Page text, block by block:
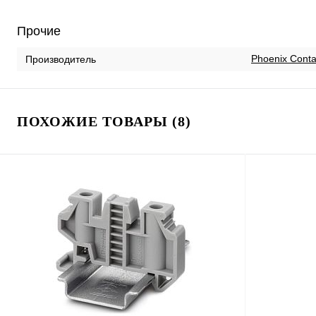
Прочие
Производитель Phoenix
ПОХОЖИЕ ТОВАРЫ (8)